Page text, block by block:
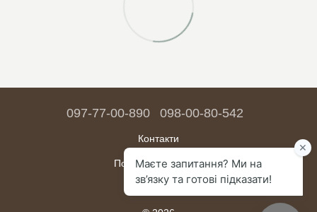
097-77-00-890 098-00-80-542
Контакти
Повна версія сайту
Мапа сайту